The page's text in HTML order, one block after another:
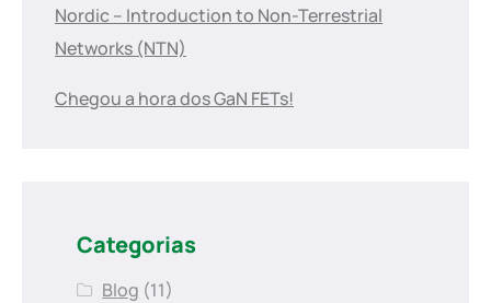
Nordic – Introduction to Non-Terrestrial
Networks (NTN)
Chegou a hora dos GaN FETs!
Categorias
Blog (11)